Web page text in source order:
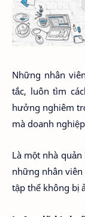
Những nhân
tắc, luôn tìm
hưởng nghiêm
mà doanh
Là một nhà
những nhân viên
tập thể không bị